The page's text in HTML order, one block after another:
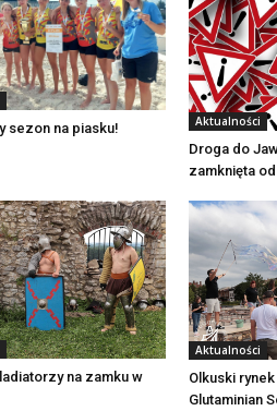
sezon na piasku! Aktualności
Droga do
zamknięta
na zamku w
Aktualności
Olkuski
Glutaminian